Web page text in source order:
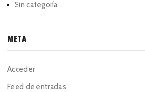
Sin categoría
META
Acceder
Feed de entradas